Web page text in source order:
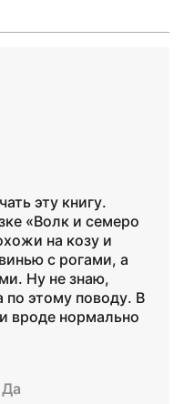
эту книгу.
«Волк и семеро
на козу и
с рогами, а
Ну не знаю,
по этому поводу. В
вроде нормально
Да